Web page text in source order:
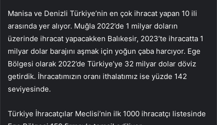
Manisa ve Denizli Türkiye’nin en çok ihracat yapan 10 ili
arasında yer alıyor. Muğla 2022’de 1 milyar doların
üzerinde ihracat yapacakken Balıkesir, 2023’te ihracatta 1
milyar dolar barajını aşmak için yoğun çaba harcıyor. Ege
Bölgesi olarak 2022’de Türkiye’ye 32 milyar dolar döviz
getirdik. İhracatımızın oranı ithalatımız ise yüzde 142
seviyesinde.
Türkiye İhracatçılar Meclisi’nin ilk 1000 ihracatçı listesinde